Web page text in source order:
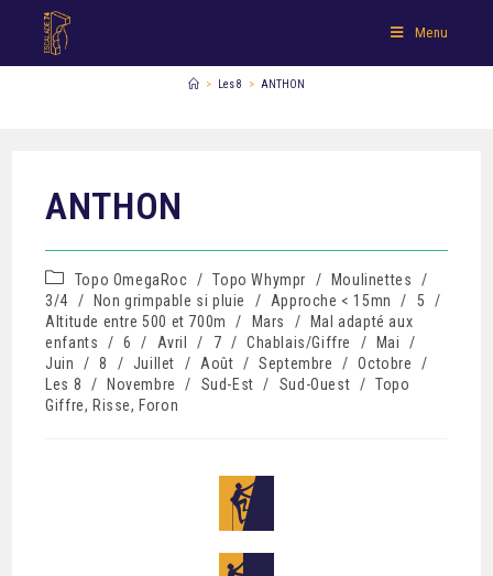
Menu
> Les 8 > ANTHON
ANTHON
Topo OmegaRoc / Topo Whympr / Moulinettes
/
3/4
/ Non grimpable si pluie / Approche < 15mn / 5
/
Altitude entre 500 et 700m
/ Mars /
Mal adapté aux
enfants
/ 6 / Avril / 7 / Chablais/Giffre / Mai
/
Juin
/ 8 / Juillet / Août / Septembre / Octobre
/
Les 8
/ Novembre / Sud-Est / Sud-Ouest / Topo
Giffre, Risse, Foron